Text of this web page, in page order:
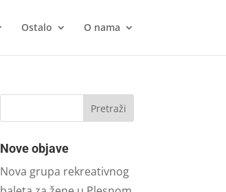
Ostalo O nama
Nove objave
Nova grupa rekreativnog